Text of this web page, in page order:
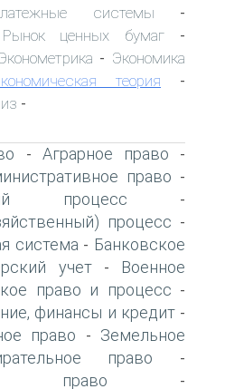
системы -
Рынок ценных бумаг -
- Экономика
теория -
-
- Аграрное право -
право -
процесс -
процесс -
система - Банковское
учет-
Военное
право и процесс -
финансы и кредит-
право - Земельное
право -
право -